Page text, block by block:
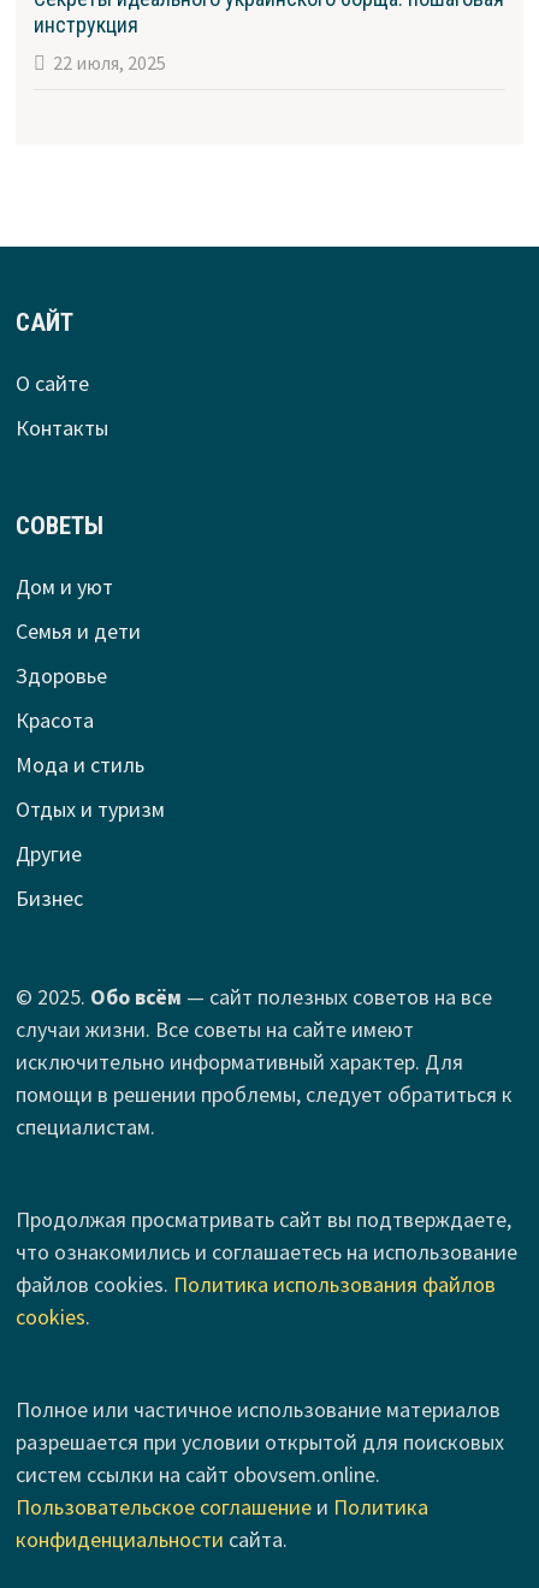
инструкция
22 июля, 2025
САЙТ
О сайте
Контакты
СОВЕТЫ
Дом и уют
Семья и дети
Здоровье
Красота
Мода и стиль
Отдых и туризм
Другие
Бизнес
© 2025. Обо всём — сайт полезных советов на все
случаи жизни. Все советы на сайте имеют
исключительно информативный характер. Для
помощи в решении проблемы, следует обратиться к
специалистам.
Продолжая просматривать сайт вы подтверждаете,
что ознакомились и соглашаетесь на использование
файлов cookies. Политика использования файлов
cookies.
Полное или частичное использование материалов
разрешается при условии открытой для поисковых
систем ссылки на сайт obovsem.online.
Пользовательское соглашениеи Политика
конфиденциальности сайта.